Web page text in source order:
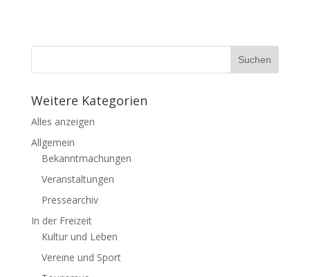
Weitere Kategorien
Alles anzeigen
Allgemein
Bekanntmachungen
Veranstaltungen
Pressearchiv
In der Freizeit
Kultur und Leben
Vereine und Sport